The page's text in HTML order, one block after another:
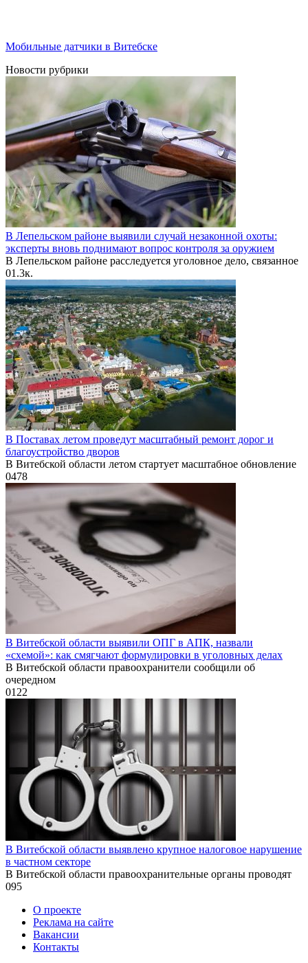
Мобильные датчики в Витебске
Новости рубрики
В Лепельском районе выявили случай незаконной охоты:
эксперты вновь поднимают вопрос контроля за оружием
В Лепельском районе расследуется уголовное дело, связанное
01.3к.
В Поставах летом проведут масштабный ремонт дорог и
благоустройство дворов
В Витебской области летом стартует масштабное обновление
0478
В Витебской области выявили ОПГ в АПК, назвали
«схемой»: как смягчают формулировки в уголовных делах
В Витебской области правоохранители сообщили об
очередном
0122
В Витебской области выявлено крупное налоговое нарушение
в частном секторе
В Витебской области правоохранительные органы проводят
095
О проекте
Реклама на сайте
Вакансии
Контакты